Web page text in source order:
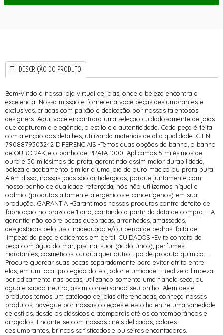
DESCRIÇÃO DO PRODUTO
Bem-vindo à nossa loja virtual de joias, onde a beleza encontra a
excelência! Nossa missão é fornecer a você peças deslumbrantes e
exclusivas, criadas com paixão e dedicação por nossos talentosos
designers. Aqui, você encontrará uma seleção cuidadosamente de joias
que capturam a elegância, o estilo e a autenticidade. Cada peça é feita
com atenção aos detalhes, utilizando materiais de alta qualidade. GTIN:
7908879303242 DIFERENCIAIS -Temos duas opções de banho, o banho
de OURO 24K e o banho de PRATA 1000. Aplicamos 5 milésimos de
ouro e 30 milésimos de prata, garantindo assim maior durabilidade,
beleza e acabamento similar a uma joia de ouro maciço ou prata pura.
Além disso, nossas joias são antialérgicas, porque juntamente com
nosso banho de qualidade reforçada, nós não utilizamos níquel e
cadmio (produtos altamente alergênicos e cancerígenos) em sua
produção. GARANTIA -Garantimos nossos produtos contra defeito de
fabricação no prazo de 1 ano, contando a partir da data de compra. - A
garantia não cobre pecas quebradas, arranhadas, amassadas,
desgastadas pelo uso inadequado e/ou perda de pedras, falta de
limpeza da peça e acidentes em geral. CUIDADOS -Evite contato da
peça com água do mar, piscina, suor (ácido úrico), perfumes,
hidratantes, cosméticos, ou qualquer outro tipo de produto químico. -
Procure guardar suas peças separadamente para evitar atrito entre
elas, em um local protegido do sol, calor e umidade. -Realize a limpeza
periodicamente nas peças, utilizando somente uma flanela seca, ou
água e sabão neutro, assim conservando seu brilho. Além deste
produtos temos um catálogo de joias diferenciadas, conheça nossos
produtos, navegue por nossas coleções e escolha entre uma variedade
de estilos, desde os clássicos e atemporais até os contemporâneos e
arrojados. Encante-se com nossos anéis delicados, colares
deslumbrantes, brincos sofisticados e pulseiras encantadoras.